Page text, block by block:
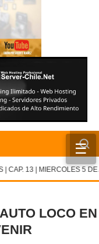
☰
CAP. 13 | MIERCOLES 5 DE
LOCO